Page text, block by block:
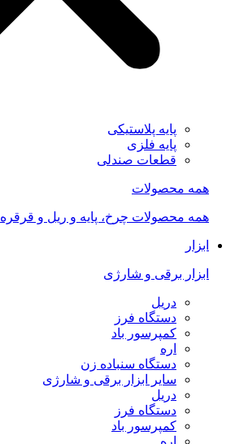
پایه پلاستیکی
پایه فلزی
قطعات صندلی
همه محصولات
همه محصولات چرخ، پایه و ریل و قرقره
ابزار
ابزار برقی و شارژی
دریل
دستگاه فرز
کمپرسور باد
اره
دستگاه سنباده زن
سایر ابزار برقی و شارژی
دریل
دستگاه فرز
کمپرسور باد
اره